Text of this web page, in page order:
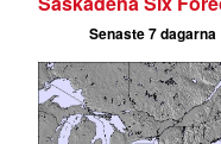
Senaste 7 dagarna